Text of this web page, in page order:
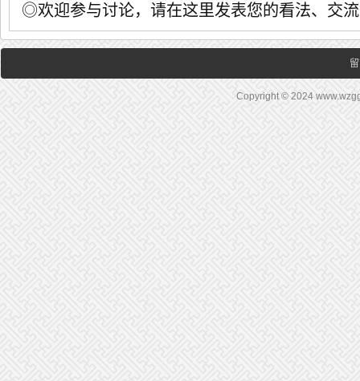
◎欢迎参与讨论，请在这里发表您的看法、交
Copyright © 2024